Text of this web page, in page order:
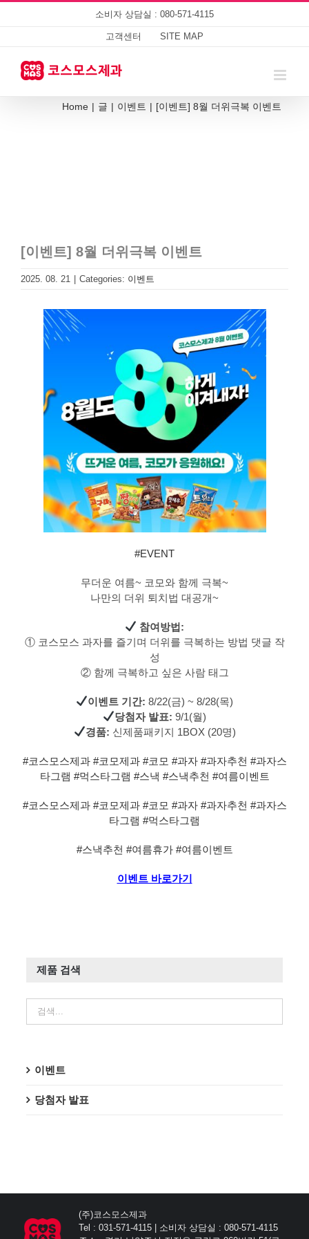
소비자 상담실 : 080-571-4115
고객센터 SITE MAP
Home | 글 | 이벤트 | [이벤트] 8월 더위극복 이벤트
[이벤트] 8월 더위극복 이벤트
2025. 08. 21 | Categories: 이벤트
#EVENT
무더운 여름~ 코모와 함께 극복~
나만의 더위 퇴치법 대공개~
참여방법:
① 코스모스 과자를 즐기며 더위를 극복하는 방법 댓글 작
성
② 함께 극복하고 싶은 사람 태그
이벤트 기간: 8/22(금) ~ 8/28(목)
당첨자 발표: 9/1(월)
경품: 신제품패키지 1BOX (20명)
#코스모스제과 #코모제과 #코모 #과자 #과자추천 #과자스
타그램 #먹스타그램 #스낵 #스낵추천 #여름이벤트
#코스모스제과 #코모제과 #코모 #과자 #과자추천 #과자스
타그램 #먹스타그램
#스낵추천 #여름휴가 #여름이벤트
이벤트 바로가기
제품 검색
이벤트
당첨자 발표
(주)코스모스제과
Tel : 031-571-4115 | 소비자 상담실 : 080-571-4115